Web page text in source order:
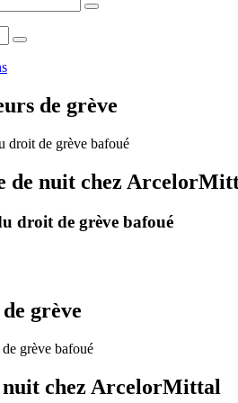
de grève
de nuit chez
droit de grève bafoué
grève
nuit chez ArcelorMittal